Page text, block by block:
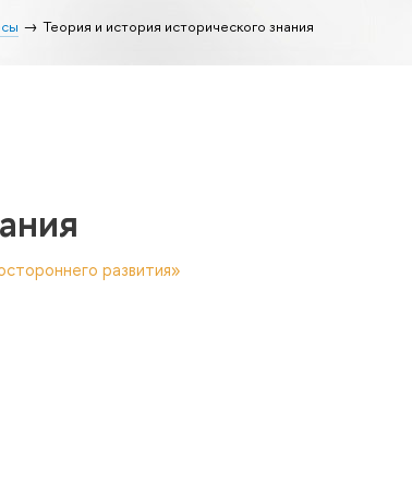
Теория и история исторического знания
развития»